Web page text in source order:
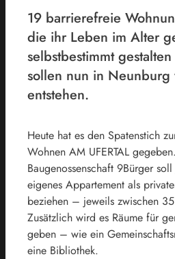
19 barrierefreie
die ihr Leben im Alter
selbstbestimmt
sollen nun in Neunburg
entstehen.
Heute hat es den Spatenstich
Wohnen AM UFERTAL
Baugenossenschaft 9Bürger
eigenes Appartement als
beziehen – jeweils zwischen
Zusätzlich wird es Räume für
geben – wie ein
eine Bibliothek.